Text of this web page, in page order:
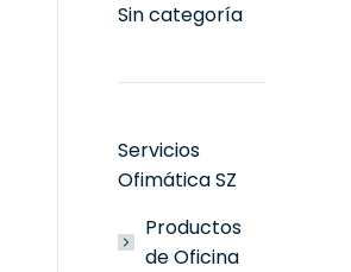
Sin categoría
Servicios
Ofimática SZ
Productos
de Oficina